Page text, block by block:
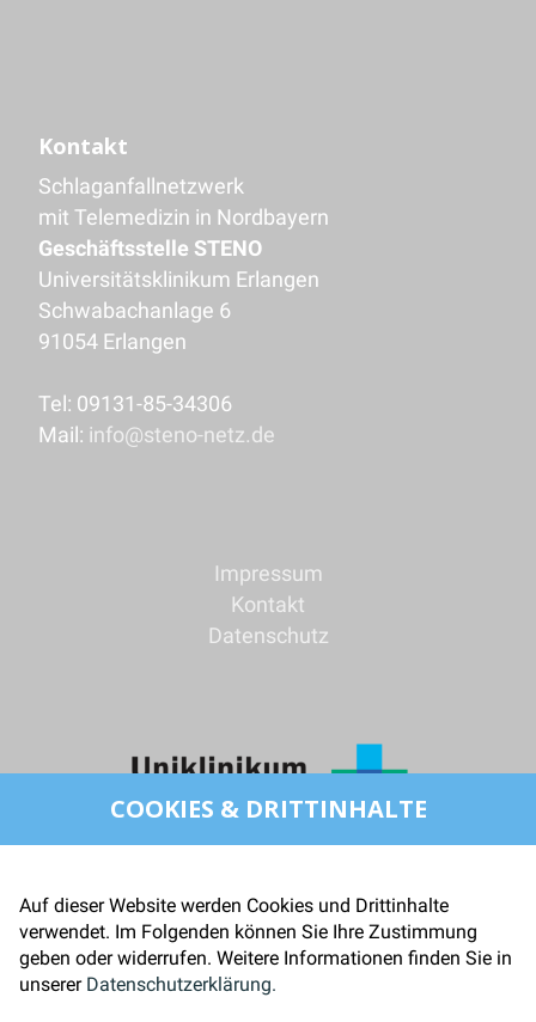
Kontakt
Schlaganfallnetzwerk
mit Telemedizin in Nordbayern
Geschäftsstelle STENO
Universitätsklinikum Erlangen
Schwabachanlage 6
91054 Erlangen
Tel: 09131-85-34306
Mail: info@steno-netz.de
Impressum
Kontakt
Datenschutz
COOKIES & DRITTINHALTE
Auf dieser Website werden Cookies und Drittinhalte
verwendet. Im Folgenden können Sie Ihre Zustimmung
geben oder widerrufen. Weitere Informationen finden Sie in
unserer Datenschutzerklärung.